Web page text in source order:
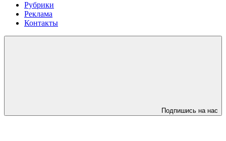
Рубрики
Реклама
Контакты
Подпишись на нас